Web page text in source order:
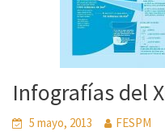
Infografías del
5 mayo, 2013 FESPM